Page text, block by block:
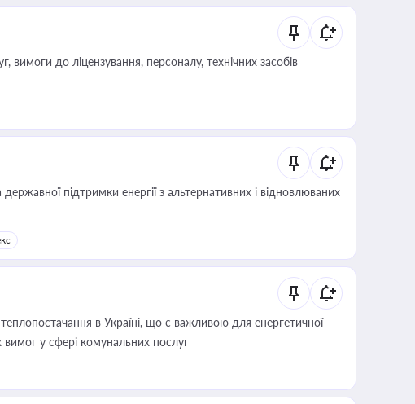
до ліцензування, персоналу, технічних засобів
підтримки енергії з альтернативних і відновлюваних
в Україні, що є важливою для енергетичної
у сфері комунальних послуг